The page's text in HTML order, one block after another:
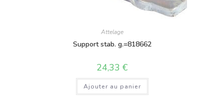
Attelage
Support stab. g.=818662
24,33 €
Ajouter au panier